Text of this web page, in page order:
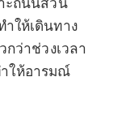
ะถนนส่วน
ให้เดินทาง
ว่าช่วงเวลา
ให้อารมณ์